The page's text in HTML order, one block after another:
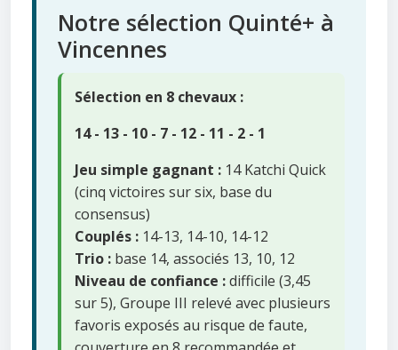
Notre sélection Quinté+ à
Vincennes
Sélection en 8 chevaux :
14 - 13 - 10 - 7 - 12 - 11 - 2 - 1
Jeu simple gagnant : 14 Katchi Quick
(cinq victoires sur six, base du
consensus)
Couplés : 14-13, 14-10, 14-12
Trio : base 14, associés 13, 10, 12
Niveau de confiance :difficile (3,45
sur 5), Groupe III relevé avec plusieurs
favoris exposés au risque de faute,